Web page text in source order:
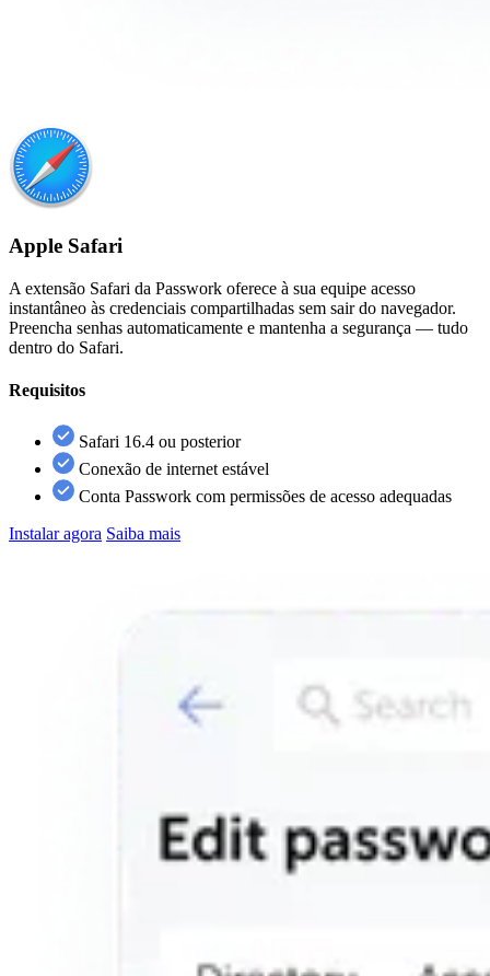
Apple Safari
A extensão Safari da Passwork oferece à sua equipe acesso
instantâneo às credenciais compartilhadas sem sair do navegador.
Preencha senhas automaticamente e mantenha a segurança — tudo
dentro do Safari.
Requisitos
Safari 16.4 ou posterior
Conexão de internet estável
Conta Passwork com permissões de acesso adequadas
Instalar agora Saiba mais